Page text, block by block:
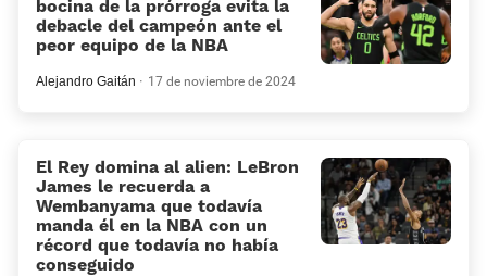
bocina de la prórroga evita la
debacle del campeón ante el
peor equipo de la NBA
Alejandro Gaitán 17 de noviembre de 2024
El Rey domina al alien: LeBron
James le recuerda a
Wembanyama que todavía
manda él en la NBA con un
récord que todavía no había
conseguido